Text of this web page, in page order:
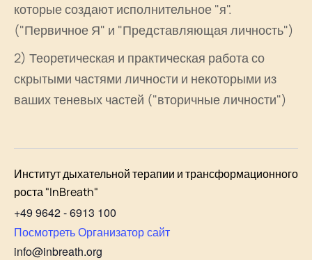
которые создают исполнительное "я".
("Первичное Я" и "Представляющая личность")
2) Теоретическая и практическая работа со
скрытыми частями личности и некоторыми из
ваших теневых частей ("вторичные личности")
Институт дыхательной терапии и трансформационного
роста "InBreath"
+49 9642 - 6913 100
Посмотреть Организатор сайт
info@inbreath.org